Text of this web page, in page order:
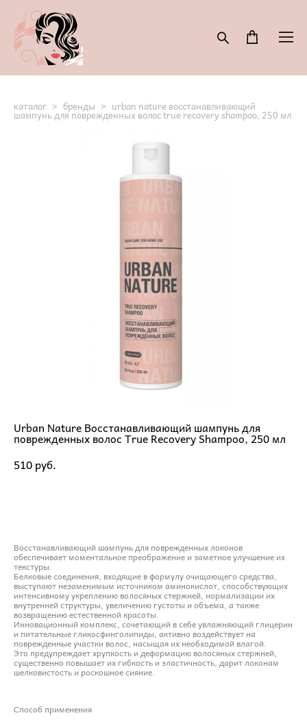
каталог > бренды > urban nature восстанавливающий
шампунь для поврежденных волос true recovery shampoo, 250 мл
Urban Nature Восстанавливающий шампунь для
поврежденных волос True Recovery Shampoo, 250 мл
510 pуб.
Восстанавливающий шампунь для поврежденных локонов
обеспечивает моментальное преображение и заметное улучшение их
текстуры.
Белковые соединения, входящие в формулу очищающего средства,
выступают незаменимым источником аминокислот, способствующих
интенсивному укреплению волосяных стержней, нормализации их
внутренней структуры, увеличению густоты и объема, а также
возвращению естественной красоты.
Инновационный комплекс, сочетающий в себе увлажняющий глицерин
и питательные гликосфинголипиды, активно воздействует на
поврежденные участки волос, насыщая их необходимой влагой.
Это предупреждает хрупкость и деформацию волосяных стержней,
существенно повышает их гибкость и эластичность, дарит локонам
шелковистость и роскошное сияние.
Способ применения